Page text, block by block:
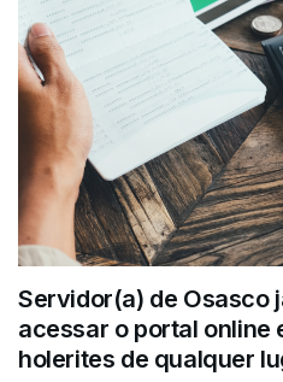
Servidor(a) de Osasco
acessar o portal online
holerites de qualquer